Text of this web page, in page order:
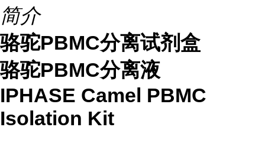
简介
骆驼PBMC分离试剂盒
骆驼PBMC分离液
IPHASE Camel PBMC
Isolation Kit